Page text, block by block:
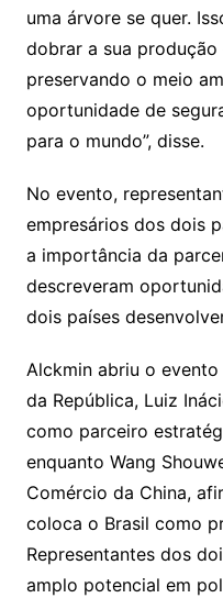
uma árvore se quer.
dobrar a sua
preservando o meio
oportunidade de
para o mundo”, disse.
No evento,
empresários dos dois
a importância da
descreveram
dois países
Alckmin abriu o
da República, Luiz
como parceiro
enquanto Wang
Comércio da China,
coloca o Brasil como
Representantes dos
amplo potencial em